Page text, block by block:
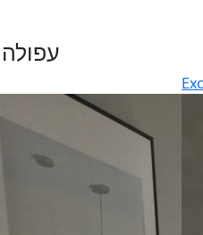
More Properties - עפולה